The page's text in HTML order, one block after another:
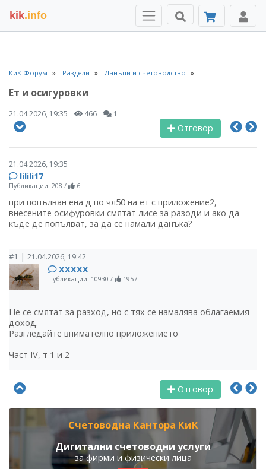
kik.info
КиК Форум Раздели Данъци и счетоводство
Ет и осигуровки
21.04.2026, 19:35 466 1
Отговор
21.04.2026, 19:35
lilili17
Публикации: 208 / 6
при попълван ена д по чл50 на ет с приложение2,
внесените осифуровки смятат лисе за разоди и ако да
къде де попълват, за да се намали данъка?
#1 | 21.04.2026, 19:42
ХХХХХ
Публикации: 10930 / 1957
Не се смятат за разход, но с тях се намалява облагаемия
доход.
Разгледайте внимателно приложението
Част ІV, т 1 и 2
Отговор
Счетоводна Кантора КиК
Дигитални счетоводни услуги
за фирми и физически лица